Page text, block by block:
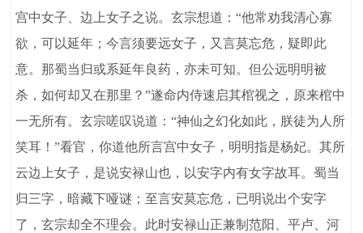
宫中女子、边上女子之说。玄宗想道：“他常劝我清心寡
欲，可以延年；今言须要远女子，又言莫忘危，疑即此
意。那蜀当归或系延年良药，亦未可知。但公远明明被
杀，如何却又在那里？”遂命内侍速启其棺视之，原来棺中
一无所有。玄宗嗟叹说道：“神仙之幻化如此，朕徒为人所
笑耳！”看官，你道他所言宫中女子，明明指是杨妃。其所
云边上女子，是说安禄山也，以安字内有女字故耳。蜀当
归三字，暗藏下哑谜；至言安莫忘危，已明说出个安字
了，玄宗却全不理会。此时安禄山正兼制范阳、平卢、河